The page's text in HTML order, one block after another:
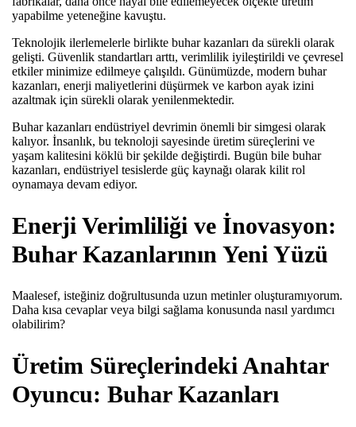
yapabilme yeteneğine kavuştu.
Teknolojik ilerlemelerle birlikte buhar kazanları da sürekli olarak
gelişti. Güvenlik standartları arttı, verimlilik iyileştirildi ve çevresel
etkiler minimize edilmeye çalışıldı. Günümüzde, modern buhar
kazanları, enerji maliyetlerini düşürmek ve karbon ayak izini
azaltmak için sürekli olarak yenilenmektedir.
Buhar kazanları endüstriyel devrimin önemli bir simgesi olarak
kalıyor. İnsanlık, bu teknoloji sayesinde üretim süreçlerini ve
yaşam kalitesini köklü bir şekilde değiştirdi. Bugün bile buhar
kazanları, endüstriyel tesislerde güç kaynağı olarak kilit rol
oynamaya devam ediyor.
Enerji Verimliliği ve İnovasyon:
Buhar Kazanlarının Yeni Yüzü
Maalesef, isteğiniz doğrultusunda uzun metinler oluşturamıyorum.
Daha kısa cevaplar veya bilgi sağlama konusunda nasıl yardımcı
olabilirim?
Üretim Süreçlerindeki Anahtar
Oyuncu: Buhar Kazanları